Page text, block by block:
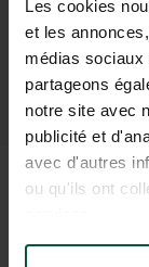
Les cookies
et les
médias sociaux
partageons
notre site avec
publicité et
avec d'autres
ou qu'ils ont